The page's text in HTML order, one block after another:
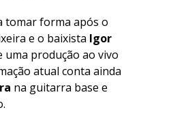
tomar forma após o
e o baixista Igor
uma produção ao vivo
atual conta ainda
na guitarra base e